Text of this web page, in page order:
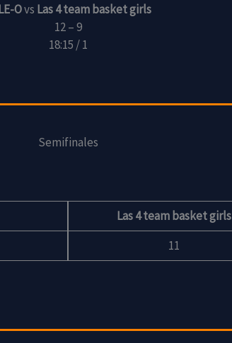
Ovs Las 4 team basket girls
12 – 9
18:15 / 1
Semifinales
Las 4 team basket girls
11